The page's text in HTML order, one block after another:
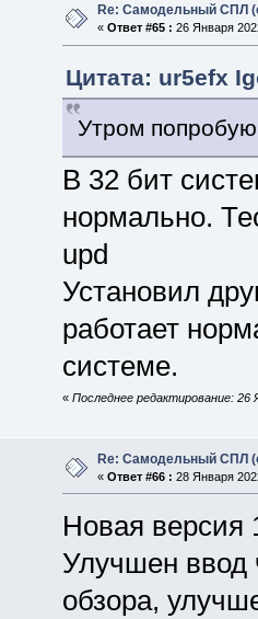
Re: Самодельный СПЛ
« Ответ #65 : 26 Января
Цитата: ur5efx
Утром
В 32 бит
нормально.
upd
Установил
работает
системе.
« Последнее редактирование: 26
Re: Самодельный СПЛ
« Ответ #66 : 28 Января
Новая версия
Улучшен ввод
обзора,